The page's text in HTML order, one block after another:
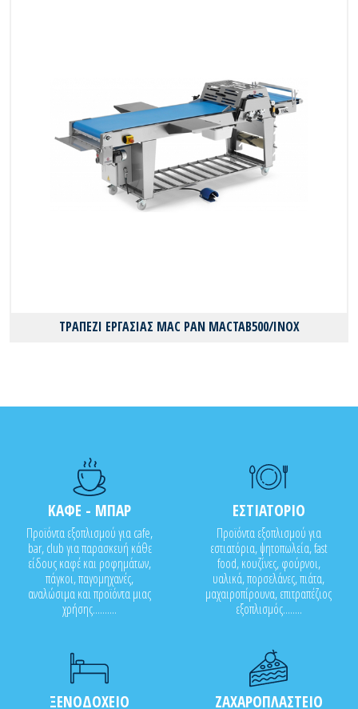
ΤΡΑΠΕΖΙ ΕΡΓΑΣΙΑΣ MAC PAN MACTAB500/INOX
ΚΑΦΕ - ΜΠΑΡ
Προϊόντα εξοπλισμού για cafe,
bar, club για παρασκευή κάθε
είδους καφέ και ροφημάτων,
πάγκοι, παγομηχανές,
αναλώσιμα και προϊόντα μιας
χρήσης..........
ΕΣΤΙΑΤΟΡΙΟ
Προϊόντα εξοπλισμού για
εστιατόρια, ψητοπωλεία, fast
food, κουζίνες, φούρνοι,
υαλικά, πορσελάνες, πιάτα,
μαχαιροπίρουνα, επιτραπέζιος
εξοπλισμός........
ΞΕΝΟΔΟΧΕΙΟ
ΖΑΧΑΡΟΠΛΑΣΤΕΙΟ